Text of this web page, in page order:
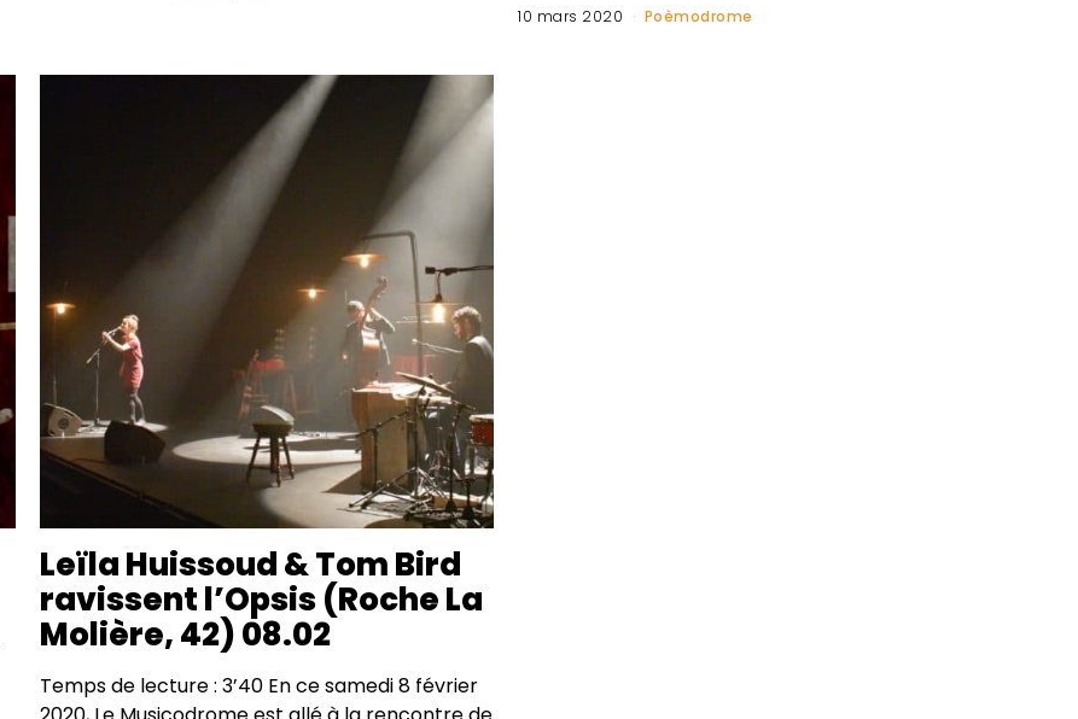
10 mars 2020 Poèmodrome
Leïla Huissoud & Tom Bird
ravissent l’Opsis (Roche La
Molière, 42) 08.02
Temps de lecture : 3’40 En ce samedi 8 février